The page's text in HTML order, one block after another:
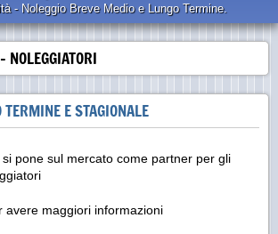
- Noleggio Breve Medio e Lungo Termine.
TERMINE E STAGIONALE
pone sul mercato come partner per gli
avere maggiori informazioni